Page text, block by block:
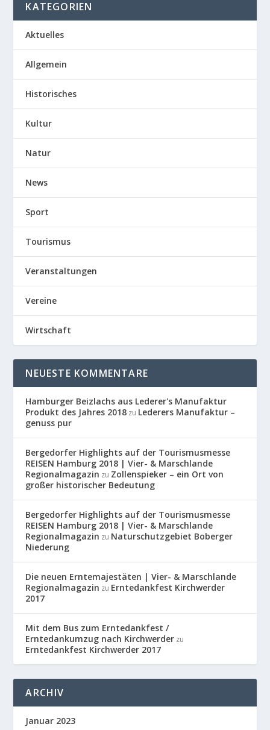
KATEGORIEN
Aktuelles
Allgemein
Historisches
Kultur
Natur
News
Sport
Tourismus
Veranstaltungen
Vereine
Wirtschaft
NEUESTE KOMMENTARE
Hamburger Beizlachs aus Lederer's Manufaktur
Produkt des Jahres 2018 zu Lederers Manufaktur –
genuss pur
Bergedorfer Highlights auf der Tourismusmesse
REISEN Hamburg 2018 | Vier- & Marschlande
Regionalmagazin zu Zollenspieker – ein Ort von
großer historischer Bedeutung
Bergedorfer Highlights auf der Tourismusmesse
REISEN Hamburg 2018 | Vier- & Marschlande
Regionalmagazin zu Naturschutzgebiet Boberger
Niederung
Die neuen Erntemajestäten | Vier- & Marschlande
Regionalmagazin zu Erntedankfest Kirchwerder
2017
Mit dem Bus zum Erntedankfest /
Erntedankumzug nach Kirchwerder zu
Erntedankfest Kirchwerder 2017
ARCHIV
Januar 2023